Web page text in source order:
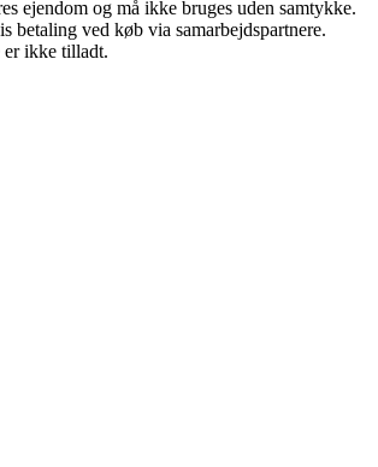
ejendom og må ikke bruges uden samtykke.
betaling ved køb via samarbejdspartnere.
er ikke tilladt.